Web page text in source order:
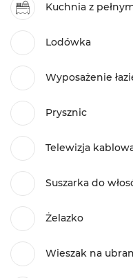
Kuchnia z
Lodówka
Wyposażenie
Prysznic
Telewizja
Suszarka do
Żelazko
Wieszak na